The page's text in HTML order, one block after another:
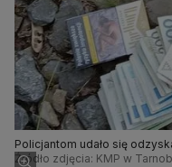
Policjantom udało się
pieniędzy - 4070 złotych
Źródło zdjęcia: KMP w